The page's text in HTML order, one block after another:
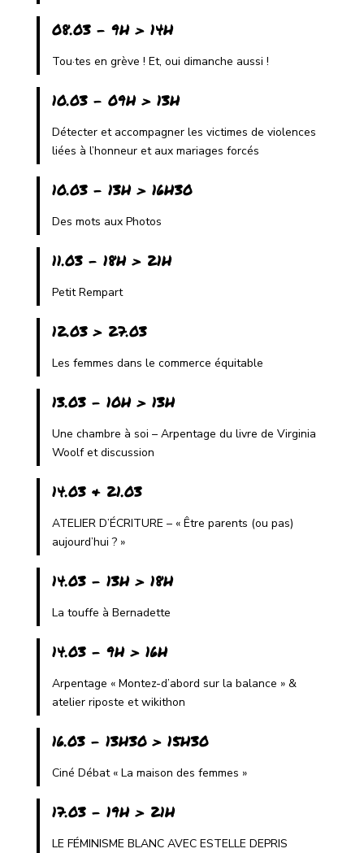
08.03 - 9H > 14H
Tou·tes en grève ! Et, oui dimanche aussi !
10.03 - 09H > 13H
Détecter et accompagner les victimes de violences
liées à l’honneur et aux mariages forcés
10.03 - 13H > 16H30
Des mots aux Photos
11.03 - 18H > 21H
Petit Rempart
12.03 > 27.03
Les femmes dans le commerce équitable
13.03 - 10H > 13H
Une chambre à soi – Arpentage du livre de Virginia
Woolf et discussion
14.03 & 21.03
ATELIER D’ÉCRITURE – « Être parents (ou pas)
aujourd’hui ? »
14.03 - 13H > 18H
La touffe à Bernadette
14.03 - 9H > 16H
Arpentage « Montez-d’abord sur la balance » &
atelier riposte et wikithon
16.03 - 13H30 > 15H30
Ciné Débat « La maison des femmes »
17.03 - 19H > 21H
LE FÉMINISME BLANC AVEC ESTELLE DEPRIS